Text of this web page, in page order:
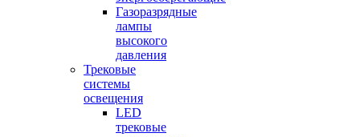
Газоразрядные
лампы
высокого
давления
Трековые
системы
освещения
LED
трековые